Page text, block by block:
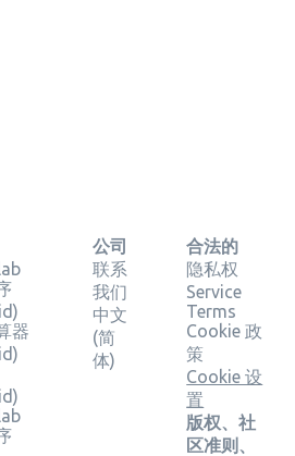
器
公司
联系
我们
中文
(简
体)
合法的
隐私权
Service
Terms
Cookie 政
策
Cookie 设
置
版权、社
区准则、